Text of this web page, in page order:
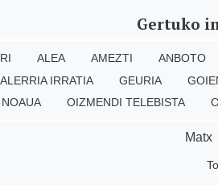
Gertuko
ALEA AMEZTI ANBOTO
IRRATIA GEURIA
NOAUA OIZMENDI TELEBISTA
Matx